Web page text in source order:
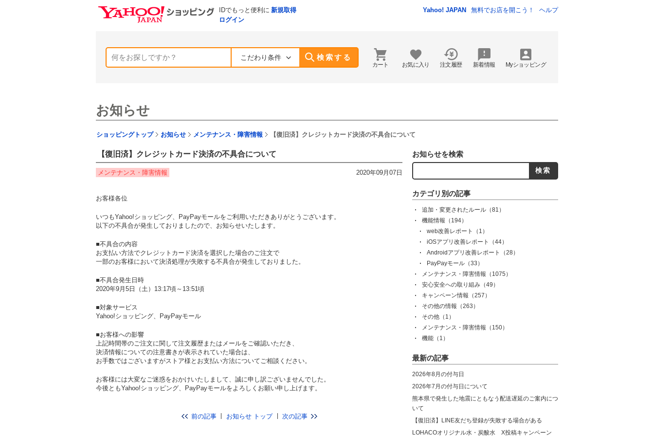
IDでもっと便利に 新規取得 Yahoo! JAPAN 無料でお店を開こう！
ヘルプ
ログイン
こだわり条件 検索する
カート お気に入り 注文履歴 新着情報 Myショッピング
お知らせ
ショッピングトップ お知らせ メンテナンス・障害情報 【復旧済】クレジットカード決済の不具合について
【復旧済】クレジットカード決済の不具合について
メンテナンス・障害情報 2020年09月07日
お客様各位
いつもYahoo!ショッピング、PayPayモールをご利用いただきありがとうございます。
以下の不具合が発生しておりましたので、お知らせいたします。
■不具合の内容
お支払い方法でクレジットカード決済を選択した場合のご注文で
一部のお客様において決済処理が失敗する不具合が発生しておりました。
■不具合発生日時
2020年9月5日（土）13:17頃～13:51頃
■対象サービス
Yahoo!ショッピング、PayPayモール
■お客様への影響
上記時間帯のご注文に関して注文履歴またはメールをご確認いただき、
決済情報についての注意書きが表示されていた場合は、
お手数ではございますがストア様とお支払い方法についてご相談ください。
お客様には大変なご迷惑をおかけいたしまして、誠に申し訳ございませんでした。
今後ともYahoo!ショッピング、PayPayモールをよろしくお願い申し上げます。
前の記事 お知らせ トップ 次の記事
お知らせを検索
カテゴリ別の記事
追加・変更されたルール （81）
機能情報 （194）
web改善レポート
（1）
iOSアプリ改善レポート
（44）
Androidアプリ改善レポート
（28）
PayPayモール （33）
メンテナンス・障害情報 （1075）
安心安全への取り組み （49）
キャンペーン情報 （257）
その他の情報 （263）
その他 （1）
メンテナンス・障害情報 （150）
機能 （1）
最新の記事
2026年8月の付与日
2026年7月の付与日について
熊本県で発生した地震にともなう配送遅延のご案内につ
いて
【復旧済】LINE友だち登録が失敗する場合がある
LOHACOオリジナル水・炭酸水 X投稿キャンペーン